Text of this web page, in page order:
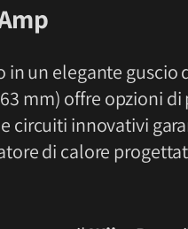
in un elegante guscio
mm) offre opzioni
circuiti innovativi
di calore